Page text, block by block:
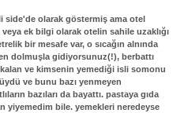
side'de olarak göstermiş ama otel
ek bilgi olarak otelin sahile uzaklığı
bir mesafe var, o sıcağın alnında
dolmuşla gidiyorsunuz(!), berbattı
ve kimsenin yemediği isli somonu
ve bunu bazı yenmeyen
bazıları da bayattı. pastaya gıda
yiyemedim bile. yemekleri neredeyse